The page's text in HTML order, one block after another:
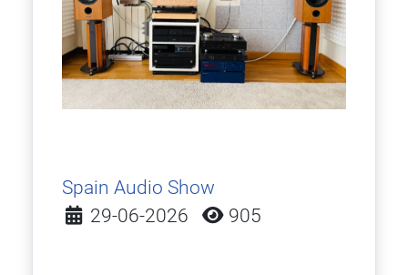
Spain Audio Show
Detalles
29-06-2026 905